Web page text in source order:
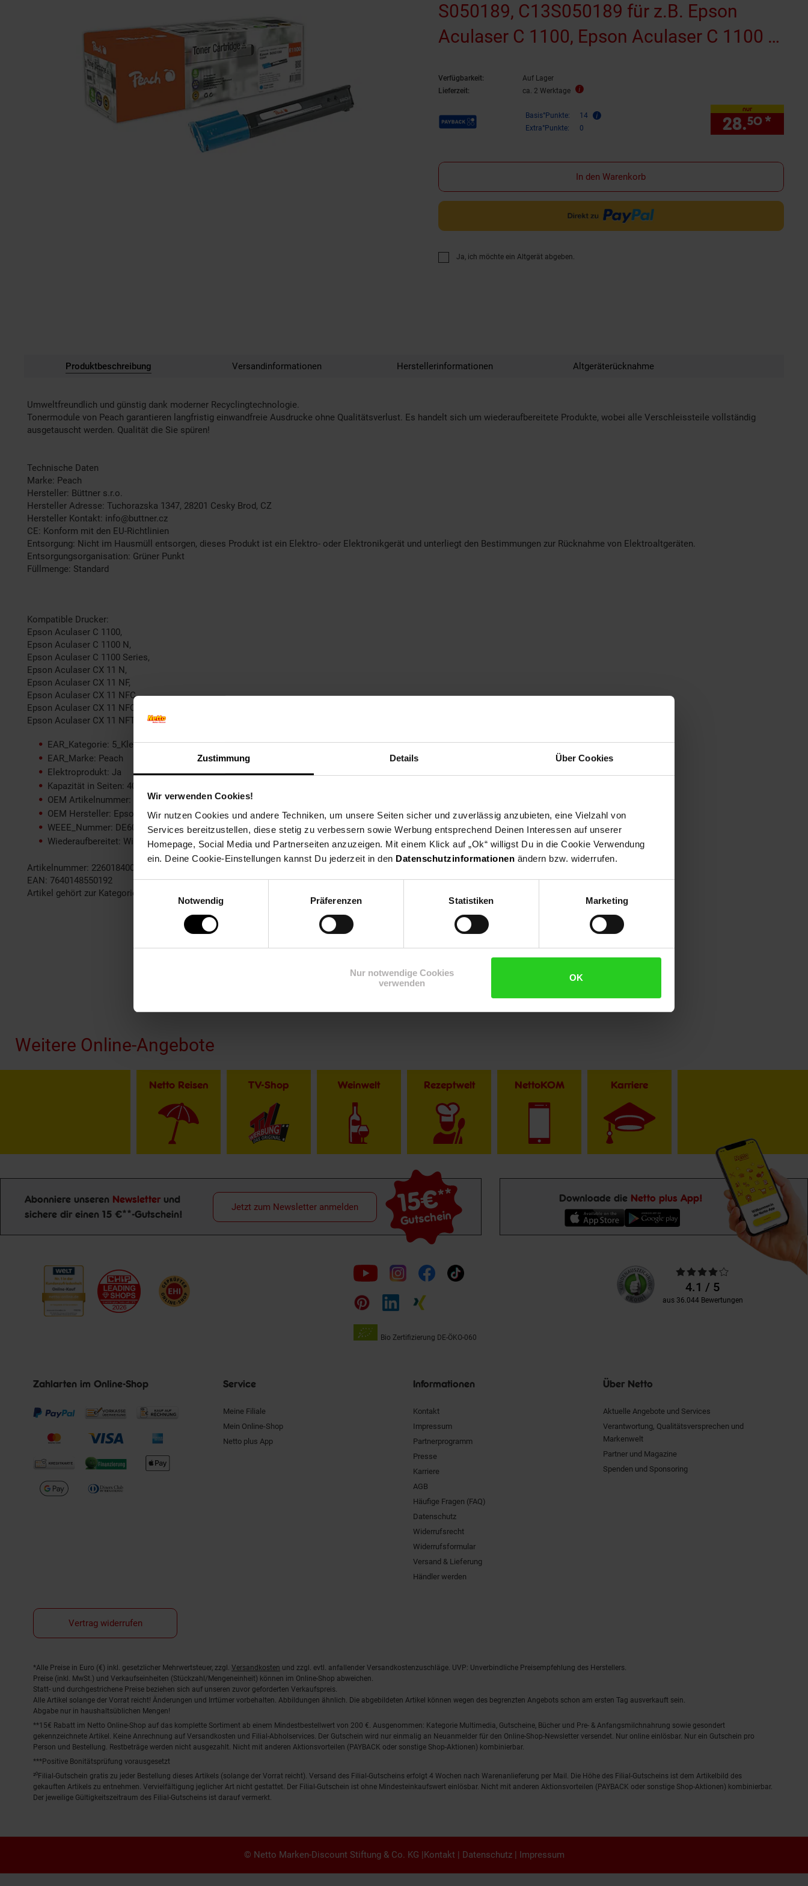
Zustimmung Details Über Cookies
Wir verwenden Cookies!
Wir nutzen Cookies und andere Techniken, um unsere Seiten sicher und zuverlässig anzubieten, eine Vielzahl von
Services bereitzustellen, diese stetig zu verbessern sowie Werbung entsprechend Deinen Interessen auf unserer
Homepage, Social Media und Partnerseiten anzuzeigen. Mit einem Klick auf „Ok“ willigst Du in die Cookie Verwendung
ein. Deine Cookie-Einstellungen kannst Du jederzeit in den Datenschutzinformationen ändern bzw. widerrufen.
Notwendig
Präferenzen Statistiken Marketing
Nur notwendige Cookies
verwenden
OK
S050189, C13S050189 für z.B. Epson
Aculaser C 1100, Epson Aculaser C 1100 N,
(wiederaufbereitet)
Verfügbarkeit:
Auf Lager
Lieferzeit:
ca. 2 Werktage
Payback Punkte Basis°Punkte:
14
Extra°Punkte:
0
nur
28.50 *
In den Warenkorb
Ja, ich möchte ein Altgerät abgeben.
Produktbeschreibung Versandinformationen Herstellerinformationen Altgeräterücknahme
Umweltfreundlich und günstig dank moderner Recyclingtechnologie.
Tonermodule von Peach garantieren langfristig einwandfreie Ausdrucke ohne Qualitätsverlust. Es handelt sich um wiederaufbereitete Produkte, wobei alle Verschleissteile vollständig
ausgetauscht werden. Qualität die Sie spüren!
Technische Daten
Marke: Peach
Hersteller: Büttner s.r.o.
Hersteller Adresse: Tuchorazska 1347, 28201 Cesky Brod, CZ
Hersteller Kontakt: info@buttner.cz
CE: Konform mit den EU-Richtlinien
Entsorgung: Nicht im Hausmüll entsorgen, dieses Produkt ist ein Elektro- oder Elektronikgerät und unterliegt den Bestimmungen zur Rücknahme von Elektroaltgeräten.
Entsorgungsorganisation: Grüner Punkt
Füllmenge: Standard
Kompatible Drucker:
Epson Aculaser C 1100,
Epson Aculaser C 1100 N,
Epson Aculaser C 1100 Series,
Epson Aculaser CX 11 N,
Epson Aculaser CX 11 NF,
Epson Aculaser CX 11 NFC,
Epson Aculaser CX 11 NFCT,
Epson Aculaser CX 11 NFT
EAR_Kategorie: 5_Kleingeräte
EAR_Marke: Peach
Elektroprodukt: Ja
Kapazität in Seiten: 4000
OEM Artikelnummer: S050189, C13S050189
OEM Hersteller: Epson
WEEE_Nummer: DE60366366
Wiederaufbereitet: Wiederaufbereitetes Produkt
Artikelnummer: 2260184000
EAN: 7640148550192
Artikel gehört zur Kategorie:
Weitere Online-Angebote
Netto Reisen TV-Shop Weinwelt Rezeptwelt NettoKOM Karriere
Newsletter Anmeldung
Abonniere unseren Newsletter und
sichere dir einen 15 €**-Gutschein!
15€**
Gutschein
Jetzt zum Newsletter anmelden
Downloade die Netto plus App!
Folge
uns
auf
Bio Zertifizierung DE-ÖKO-060
Unsere
Kundenbewertungen
Durchschnittliche
Bewertungen4.1 / 5
aus 36.044 Bewertungen
Zahlarten im Online-Shop Service
Meine Filiale
Mein Online-Shop
Netto plus App
Informationen
Kontakt
Impressum
Partnerprogramm
Presse
Karriere
AGB
Häufige Fragen (FAQ)
Datenschutz
Widerrufsrecht
Widerrufsformular
Versand & Lieferung
Händler werden
Über Netto
Aktuelle Angebote und Services
Verantwortung, Qualitätsversprechen und
Markenwelt
Partner und Magazine
Spenden und Sponsoring
Vertrag widerrufen
Fußnoten
*Alle Preise in Euro (€) inkl. gesetzlicher Mehrwertsteuer, zzgl. Versandkosten und zzgl. evtl. anfallender Versandkostenzuschläge. UVP: Unverbindliche Preisempfehlung des Herstellers.
Preise (inkl. MwSt.) und Verkaufseinheiten (Stückzahl/Mengeneinheit) können im Online-Shop abweichen.
Statt- und durchgestrichene Preise beziehen sich auf unseren zuvor geforderten Verkaufspreis.
Alle Artikel solange der Vorrat reicht! Änderungen und Irrtümer vorbehalten. Abbildungen ähnlich. Die abgebildeten Artikel können wegen des begrenzten Angebots schon am ersten Tag ausverkauft sein.
Abgabe nur in haushaltsüblichen Mengen!
**15€ Rabatt im Netto Online-Shop auf das komplette Sortiment ab einem Mindestbestellwert von 200 €. Ausgenommen: Kategorie Multimedia, Gutscheine, Bücher und Pre- & Anfangsmilchnahrung sowie gesondert
gekennzeichnete Artikel. Keine Anrechnung auf Versandkosten und Filial-Abholservices. Der Gutschein wird nur einmalig an Neuanmelder für den Online-Shop-Newsletter versendet. Nur online einlösbar. Nur ein Gutschein pro
Person und Bestellung. Restbeträge werden nicht ausgezahlt. Nicht mit anderen Aktionsvorteilen (PAYBACK oder sonstige Shop-Aktionen) kombinierbar.
***Positive Bonitätsprüfung vorausgesetzt
²⁰Filial-Gutschein gratis zu jeder Bestellung dieses Artikels (solange der Vorrat reicht). Versand des Filial-Gutscheins erfolgt 4 Wochen nach Warenanlieferung per Mail. Die Höhe des Filial-Gutscheins ist dem Artikelbild des
gekauften Artikels zu entnehmen. Vervielfältigung jeglicher Art nicht gestattet. Der Filial-Gutschein ist ohne Mindesteinkaufswert einlösbar. Nicht mit anderen Aktionsvorteilen (PAYBACK oder sonstige Shop-Aktionen) kombinierbar.
Der jeweilige Gültigkeitszeitraum des Filial-Gutscheins ist darauf vermerkt.
© Netto Marken-Discount Stiftung & Co. KG |Kontakt | Datenschutz| Impressum